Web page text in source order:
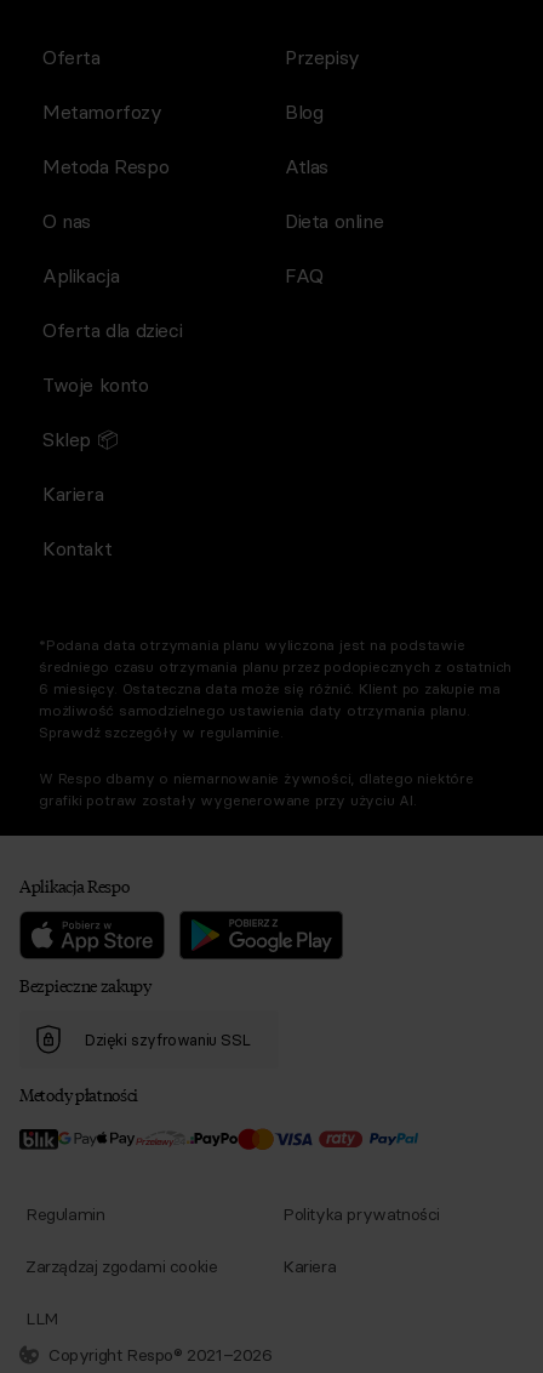
Oferta
Metamorfozy
Metoda Respo
O nas
Aplikacja
Przepisy
Blog
Atlas
Dieta online
FAQ
Oferta dla dzieci
Twoje konto
Sklep 📦
Kariera
Kontakt
*Podana data otrzymania planu wyliczona jest na podstawie
średniego czasu otrzymania planu przez podopiecznych z ostatnich
6 miesięcy. Ostateczna data może się różnić. Klient po zakupie ma
możliwość samodzielnego ustawienia daty otrzymania planu.
Sprawdź szczegóły w regulaminie.
W Respo dbamy o niemarnowanie żywności, dlatego niektóre
grafiki potraw zostały wygenerowane przy użyciu AI.
Aplikacja Respo
Bezpieczne zakupy
Dzięki szyfrowaniu SSL
Metody płatności
Copyright Respo® 2021–2026
Regulamin Polityka prywatności
Zarządzaj zgodami cookie Kariera
LLM